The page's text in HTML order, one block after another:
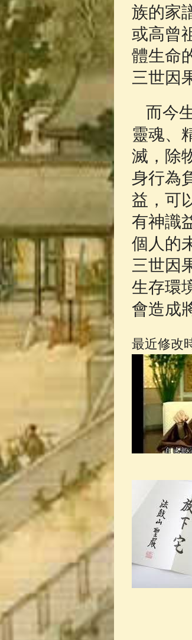
族的家
或高曾
體生命
三世因
而今
靈魂、
滅，除
身行為
益，可
有神識
個人的
三世因
生存環
會造成
最近修改